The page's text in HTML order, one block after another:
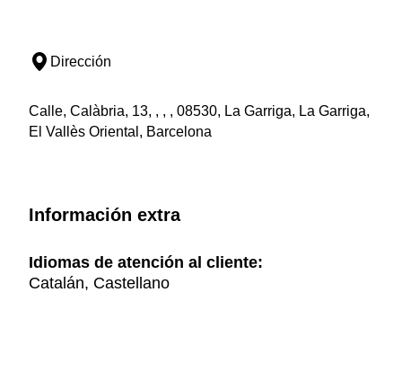
Dirección
Calle, Calàbria, 13, , , , 08530, La Garriga, La Garriga,
El Vallès Oriental, Barcelona
Información extra
Idiomas de atención al cliente:
Catalán, Castellano